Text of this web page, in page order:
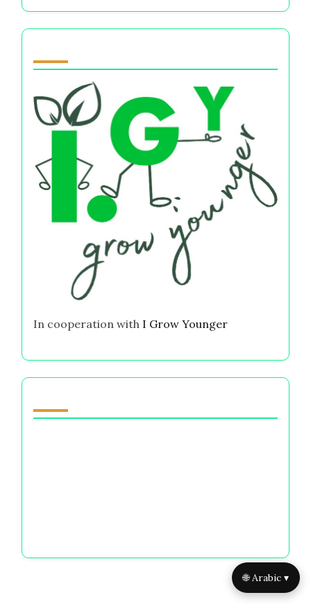
In cooperation with I Grow Younger
🌐 Arabic ▾